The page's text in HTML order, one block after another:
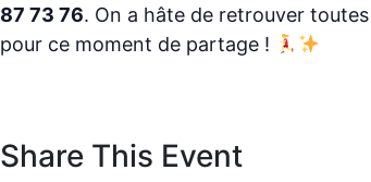
87 73 76. On a hâte de retrouver
pour ce moment de partage !
Share This Event